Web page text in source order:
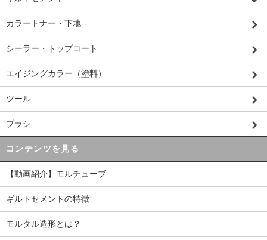
カラートナー・下地
シーラー・トップコート
エイジングカラー（塗料）
ツール
ブラシ
コンテンツを見る
【動画紹介】モルチューブ
ギルトセメントの特徴
モルタル造形とは？